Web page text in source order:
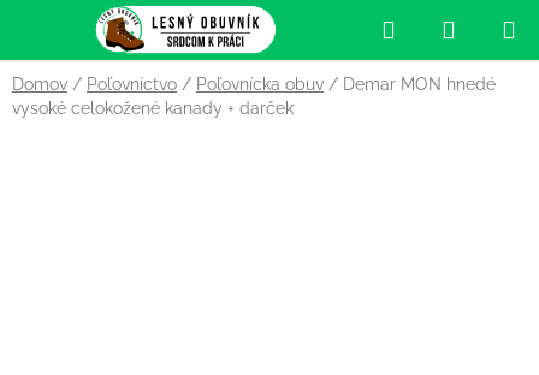
obsah
Hľadať
KOŠÍK
Domov / Poľovníctvo / Poľovnícka obuv / Demar MON hnedé
vysoké celokožené kanady + darček